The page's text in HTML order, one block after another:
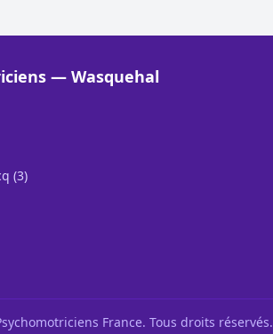
— Wasquehal
(3)
France. Tous droits réservés.